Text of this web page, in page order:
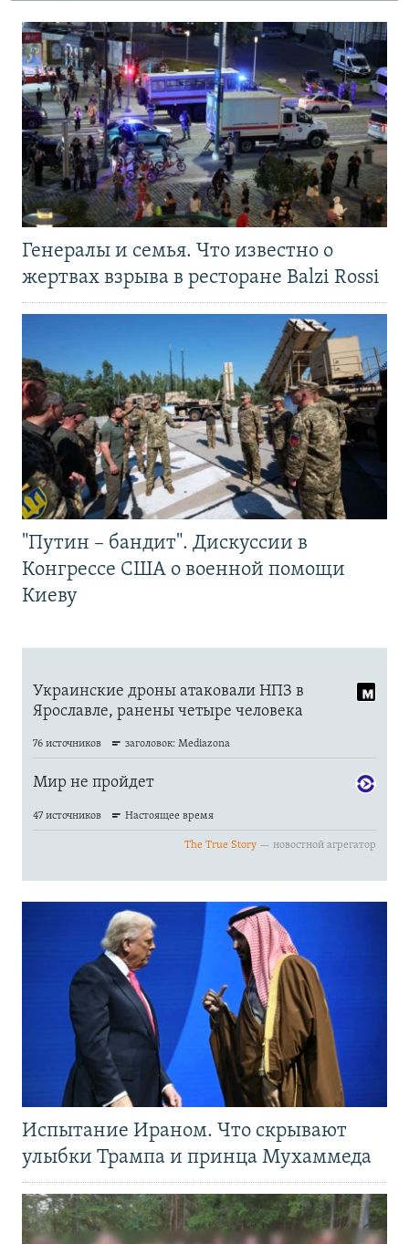
Генералы и семья. Что известно о
жертвах взрыва в ресторане Balzi Rossi
"Путин – бандит". Дискуссии в
Конгрессе США о военной помощи
Киеву
Испытание Ираном. Что скрывают
улыбки Трампа и принца Мухаммеда